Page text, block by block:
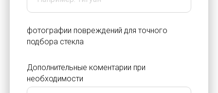
фотографии повреждений для точного
подбора стекла
Дополнительные коментарии при
необходимости